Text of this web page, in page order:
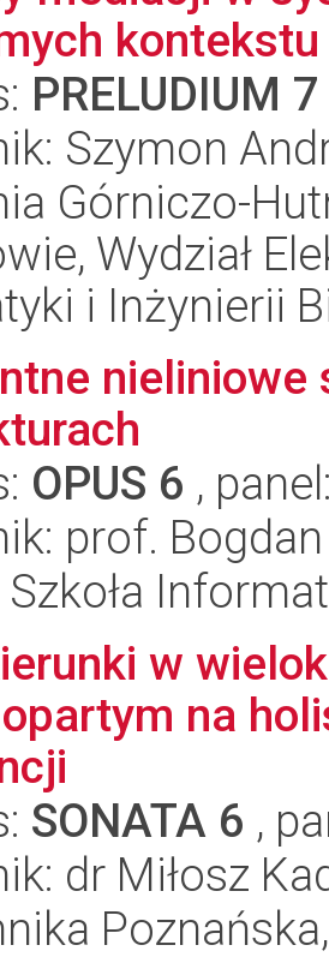
PRELUDIUM 7
Szymon
Górniczo-
Wydział
i Inżynierii
nieliniowe
OPUS 6 ,
prof.
w
na
SONATA 6 ,
dr Miłosz